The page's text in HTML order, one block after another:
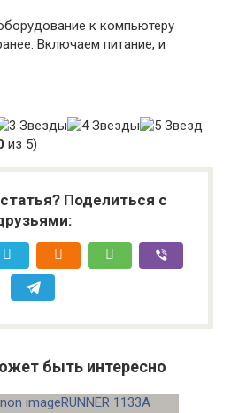
к компьютеру
Включаем питание, и
из 5)
Поделиться с
быть интересно